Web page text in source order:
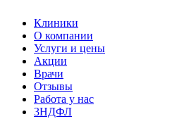
Клиники
О компании
Услуги и цены
Акции
Врачи
Отзывы
Работа у нас
3НДФЛ